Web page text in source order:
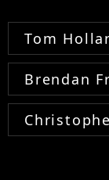
Tom
Brendan